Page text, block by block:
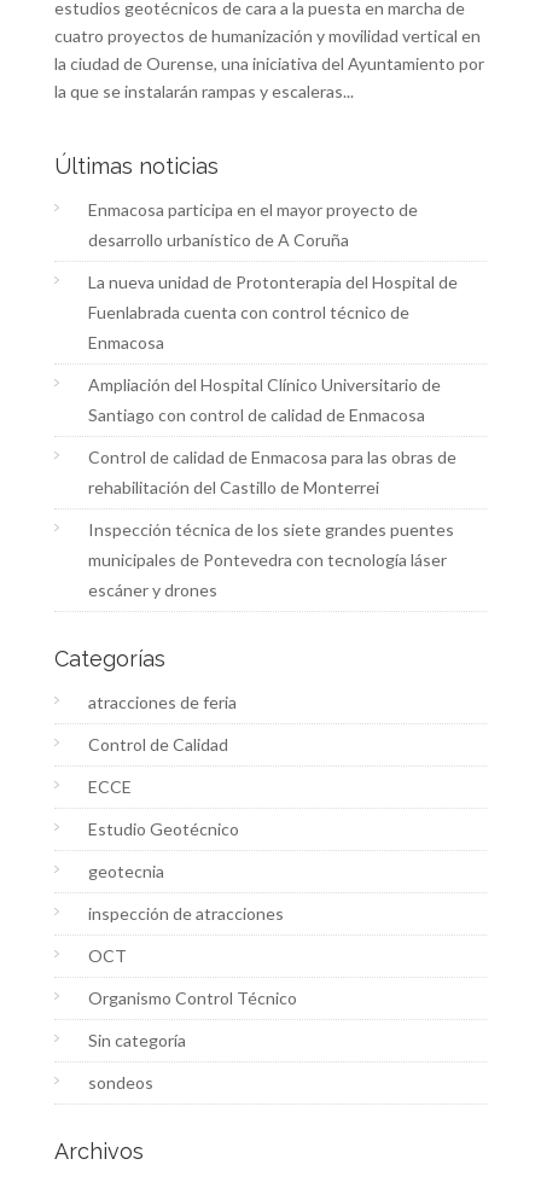
estudios geotécnicos de cara a la puesta en marcha de
cuatro proyectos de humanización y movilidad vertical en
la ciudad de Ourense, una iniciativa del Ayuntamiento por
la que se instalarán rampas y escaleras...
Últimas noticias
Enmacosa participa en el mayor proyecto de
desarrollo urbanístico de A Coruña
La nueva unidad de Protonterapia del Hospital de
Fuenlabrada cuenta con control técnico de
Enmacosa
Ampliación del Hospital Clínico Universitario de
Santiago con control de calidad de Enmacosa
Control de calidad de Enmacosa para las obras de
rehabilitación del Castillo de Monterrei
Inspección técnica de los siete grandes puentes
municipales de Pontevedra con tecnología láser
escáner y drones
Categorías
atracciones de feria
Control de Calidad
ECCE
Estudio Geotécnico
geotecnia
inspección de atracciones
OCT
Organismo Control Técnico
Sin categoría
sondeos
Archivos